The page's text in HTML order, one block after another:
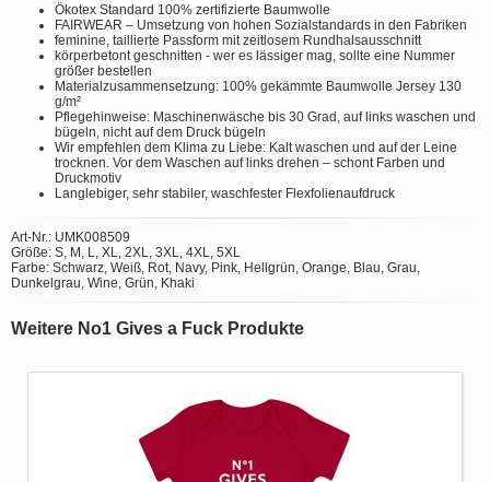
Ökotex Standard 100% zertifizierte Baumwolle
FAIRWEAR – Umsetzung von hohen Sozialstandards in den Fabriken
feminine, taillierte Passform mit zeitlosem Rundhalsausschnitt
körperbetont geschnitten - wer es lässiger mag, sollte eine Nummer
größer bestellen
Materialzusammensetzung: 100% gekämmte Baumwolle Jersey 130
g/m²
Pflegehinweise: Maschinenwäsche bis 30 Grad, auf links waschen und
bügeln, nicht auf dem Druck bügeln
Wir empfehlen dem Klima zu Liebe: Kalt waschen und auf der Leine
trocknen. Vor dem Waschen auf links drehen – schont Farben und
Druckmotiv
Langlebiger, sehr stabiler, waschfester Flexfolienaufdruck
Art-Nr.: UMK008509
Größe: S, M, L, XL, 2XL, 3XL, 4XL, 5XL
Farbe: Schwarz, Weiß, Rot, Navy, Pink, Hellgrün, Orange, Blau, Grau,
Dunkelgrau, Wine, Grün, Khaki
Weitere No1 Gives a Fuck Produkte